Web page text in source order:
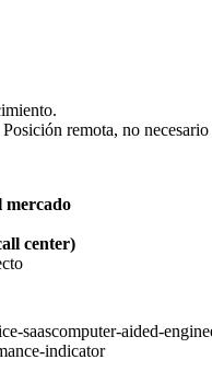
remota, no
mercado
center)
saascomputer-aided-
indicator